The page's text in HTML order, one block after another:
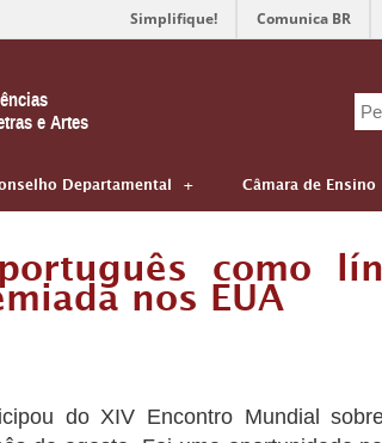
Simplifique! Comunica BR
e Artes
for:
Departamental Câmara de Ensino
como
nos EUA
do XIV Encontro Mundial